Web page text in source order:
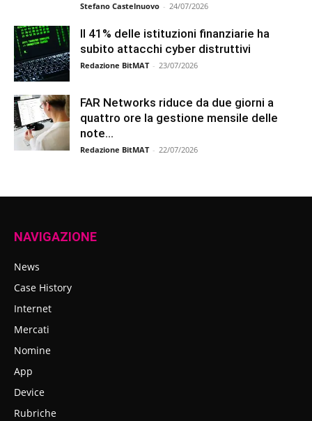
Stefano Castelnuovo - 24/07/2026
Il 41% delle istituzioni finanziarie ha
subito attacchi cyber distruttivi
Redazione BitMAT - 23/07/2026
FAR Networks riduce da due giorni a
quattro ore la gestione mensile delle
note...
Redazione BitMAT - 22/07/2026
NAVIGAZIONE
News
Case History
Internet
Mercati
Nomine
App
Device
Rubriche